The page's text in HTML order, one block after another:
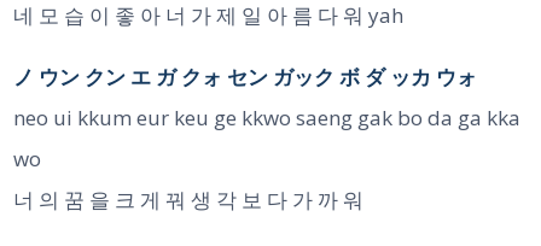
네 모 습 이 좋 아 너 가 제 일 아 름 다 워 yah
ノ ウン クン エ ガ クォ セン ガック ボ ダ ッカ ウォ
neo ui kkum eur keu ge kkwo saeng gak bo da ga kka
wo
너 의 꿈 을 크 게 꿔 생 각 보 다 가 까 워